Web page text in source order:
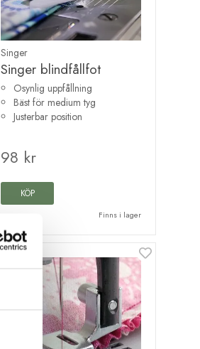
Singer
Singer blindfållfot
Osynlig uppfållning
Bäst för medium tyg
Justerbar position
98 kr
KÖP
Finns i lager